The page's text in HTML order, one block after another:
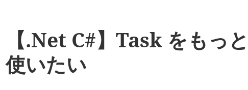
【.Net C#】Task をもっ
使いたい